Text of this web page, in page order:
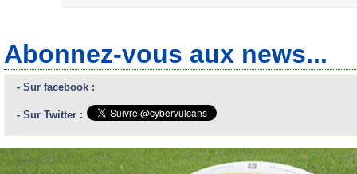
Abonnez-vous aux news...
- Sur facebook :
- Sur Twitter :